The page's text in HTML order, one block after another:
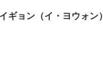
ギョン（イ・ヨウォン）